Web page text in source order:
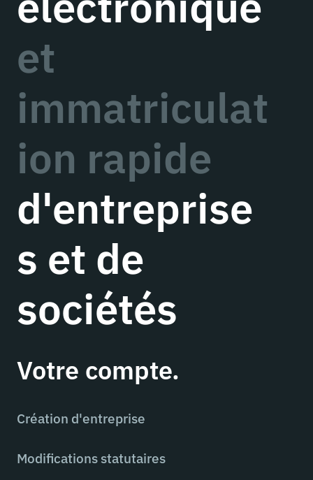
et
immatriculat
ion rapide
d'entreprise
s et de
sociétés
Votre compte.
Création d'entreprise
Modifications statutaires